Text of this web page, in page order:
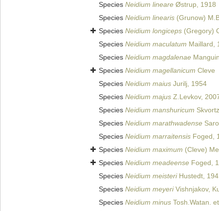
Species Neidium lineare Østrup, 1918
Species Neidium linearis (Grunow)
Species Neidium longiceps (Gregory)
Species Neidium maculatum Maillard,
Species Neidium magdalenae
Species Neidium magellanicum Cleve
Species Neidium maius Jurilj, 1954
Species Neidium majus Z.Levkov,
Species Neidium manshuricum
Species Neidium marathwadense
Species Neidium marraitensis Foged,
Species Neidium maximum (Cleve)
Species Neidium meadeense Foged,
Species Neidium meisteriHustedt,
Species Neidium meyeriVishnjakov,
Species Neidium minus Tosh.Watan.